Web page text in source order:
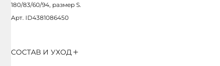
180/83/60/94, размер S.
Арт. ID4381086450
СОСТАВ И УХОД